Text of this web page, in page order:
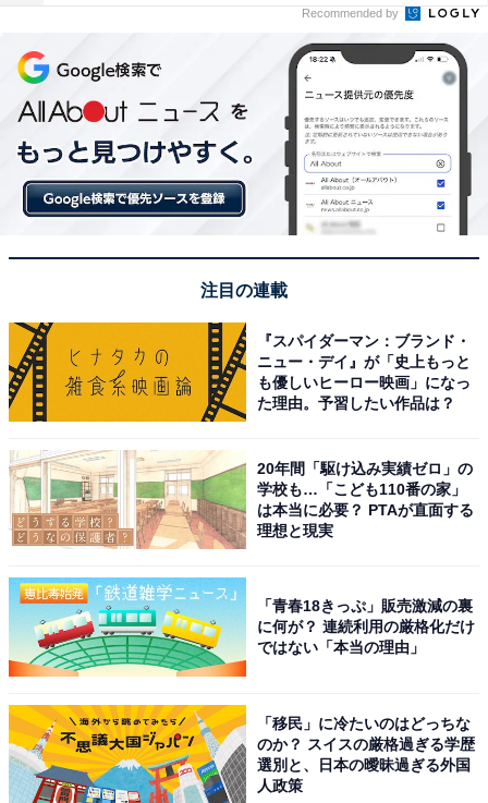
Recommended by
注目の連載
『スパイダーマン：ブランド・
ニュー・デイ』が「史上もっと
も優しいヒーロー映画」になっ
た理由。予習したい作品は？
20年間「駆け込み実績ゼロ」の
学校も…「こども110番の家」
は本当に必要？ PTAが直面する
理想と現実
「青春18きっぷ」販売激減の裏
に何が？ 連続利用の厳格化だけ
ではない「本当の理由」
「移民」に冷たいのはどっちな
のか？ スイスの厳格過ぎる学歴
選別と、日本の曖昧過ぎる外国
人政策